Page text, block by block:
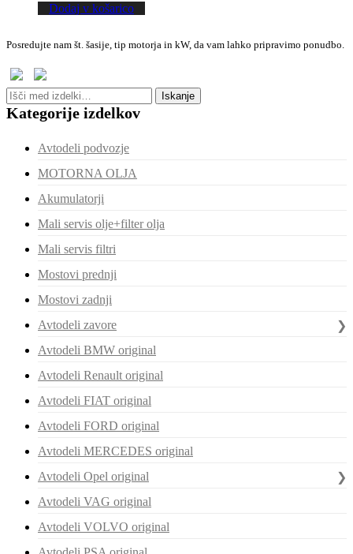
Dodaj v košarico
Posredujte nam št. šasije, tip motorja in kW, da vam lahko pripravimo ponudbo.
Išči: Iskanje
Kategorije izdelkov
Avtodeli podvozje
MOTORNA OLJA
Akumulatorji
Mali servis olje+filter olja
Mali servis filtri
Mostovi prednji
Mostovi zadnji
Avtodeli zavore
Avtodeli BMW original
Avtodeli Renault original
Avtodeli FIAT original
Avtodeli FORD original
Avtodeli MERCEDES original
Avtodeli Opel original
Avtodeli VAG original
Avtodeli VOLVO original